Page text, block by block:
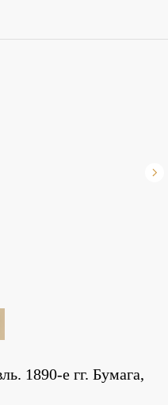
1890-е гг. Бумага,